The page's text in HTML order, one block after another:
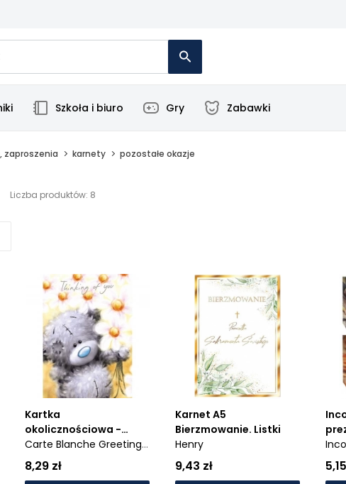
Szkoła i biuro Gry Zabawki
zaproszenia karnety pozostałe okazje
Liczba produktów: 8
Kartka
okolicznościowa -
Thinking of you
Carte Blanche Greetings
Ltd.
8,29 zł
Karnet A5
Bierzmowanie. Listki
Henry
9,43 zł